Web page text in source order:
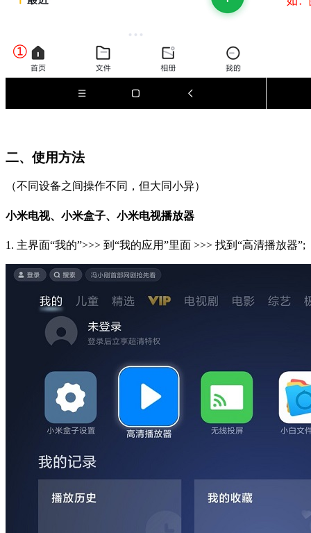
二、使用方法
（不同设备之间操作不同，但大同小异）
小米电视、小米盒子、小米电视播放器
1. 主界面“我的”>>> 到“我的应用”里面 >>> 找到“高清播放器”;